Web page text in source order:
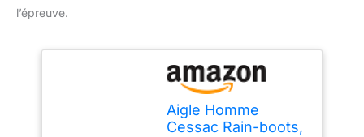
l’épreuve.
Aigle Homme
Cessac Rain-boots,